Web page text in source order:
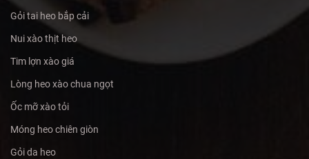
Gỏi tai heo bắp cải
Nui xào thịt heo
Tim lợn xào giá
Lòng heo xào chua ngọt
Ốc mỡ xào tỏi
Móng heo chiên giòn
Gỏi da heo